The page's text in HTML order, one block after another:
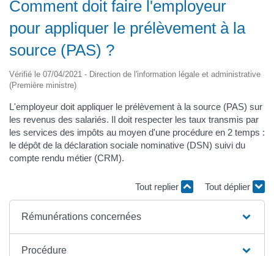
Comment doit faire l'employeur
pour appliquer le prélèvement à la
source (PAS) ?
Vérifié le 07/04/2021 - Direction de l'information légale et administrative
(Première ministre)
L'employeur doit appliquer le prélèvement à la source (PAS) sur
les revenus des salariés. Il doit respecter les taux transmis par
les services des impôts au moyen d'une procédure en 2 temps :
le dépôt de la déclaration sociale nominative (DSN) suivi du
compte rendu métier (CRM).
Tout replier Tout déplier
Rémunérations concernées
Procédure